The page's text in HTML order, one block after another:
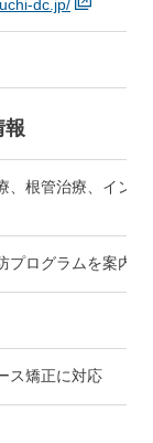
dc.jp/
報
、根管治療、イン
プログラムを案内
ス矯正に対応